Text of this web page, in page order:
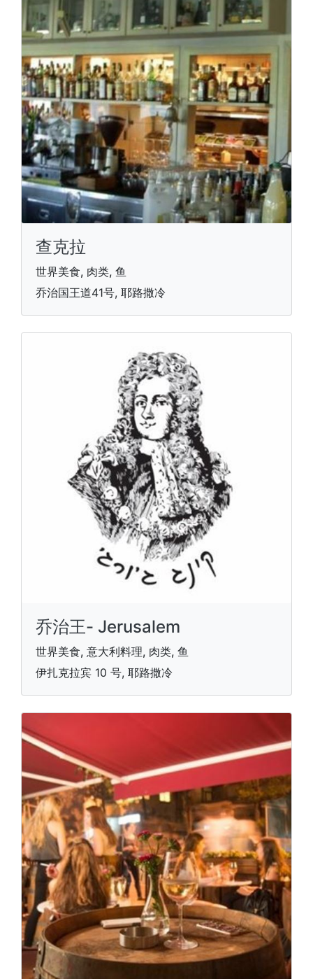
查克拉
世界美食, 肉类, 鱼
乔治国王道41号, 耶路撒冷
乔治王- Jerusalem
世界美食, 意大利料理, 肉类, 鱼
伊扎克拉宾 10 号, 耶路撒冷